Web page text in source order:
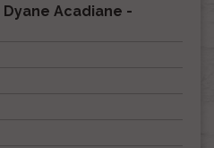
Acadiane -